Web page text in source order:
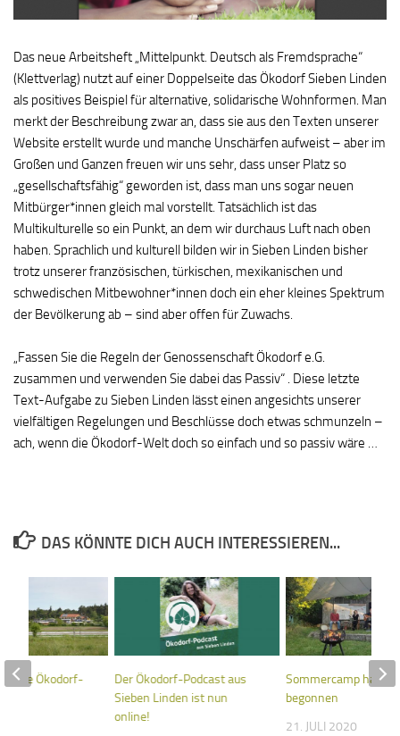
Das neue Arbeitsheft „Mittelpunkt. Deutsch als Fremdsprache“
(Klettverlag) nutzt auf einer Doppelseite das Ökodorf Sieben Linden
als positives Beispiel für alternative, solidarische Wohnformen. Man
merkt der Beschreibung zwar an, dass sie aus den Texten unserer
Website erstellt wurde und manche Unschärfen aufweist – aber im
Großen und Ganzen freuen wir uns sehr, dass unser Platz so
„gesellschaftsfähig“ geworden ist, dass man uns sogar neuen
Mitbürger*innen gleich mal vorstellt. Tatsächlich ist das
Multikulturelle so ein Punkt, an dem wir durchaus Luft nach oben
haben. Sprachlich und kulturell bilden wir in Sieben Linden bisher
trotz unserer französischen, türkischen, mexikanischen und
schwedischen Mitbewohner*innen doch ein eher kleines Spektrum
der Bevölkerung ab – sind aber offen für Zuwachs.
„Fassen Sie die Regeln der Genossenschaft Ökodorf e.G.
zusammen und verwenden Sie dabei das Passiv“ . Diese letzte
Text-Aufgabe zu Sieben Linden lässt einen angesichts unserer
vielfältigen Regelungen und Beschlüsse doch etwas schmunzeln –
ach, wenn die Ökodorf-Welt doch so einfach und so passiv wäre …
DAS KÖNNTE DICH AUCH INTERESSIEREN...
Der Ökodorf-Podcast aus
Sieben Linden ist nun
online!
Sommercamp hat
begonnen
21. JULI 2020
Ökodorf-